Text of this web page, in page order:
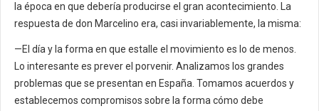
la época en que debería producirse el gran acontecimiento. La
respuesta de don Marcelino era, casi invariablemente, la misma:
—El día y la forma en que estalle el movimiento es lo de menos.
Lo interesante es prever el porvenir. Analizamos los grandes
problemas que se presentan en España. Tomamos acuerdos y
establecemos compromisos sobre la forma cómo debe